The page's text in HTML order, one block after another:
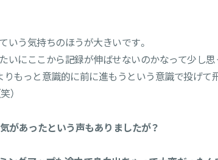
いう気持ちのほうが大きいです。
いにここから記録が伸ばせないのかなって少し
りもっと意識的に前に進もうという意識で投げて
）
があったという声もありましたが？